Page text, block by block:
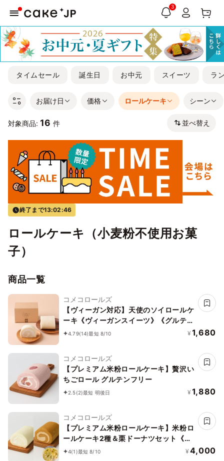
3
タイムセール 誕生日 お中元 スイーツ ラ
お届け日 価格 ロールケーキ シーン
対象商品: 16 件 並べ替え
終了まで13:02:46
ロールケーキ（小麦粉不使用お菓
子）
商品一覧
コメコロールズ
【ヴィーガン対応】天使のソイロールケ
ーキ《ヴィーガンスイーツ》《グルテン
フリー》
4.79(14)最短 8/10 ¥ 1,680
コメコロールズ
【プレミアム米粉ロールケーキ】贅沢い
ちごロール グルテンフリー
2.5(2)最短 明後日 ¥ 1,880
コメコロールズ
【プレミアム米粉ロールケーキ】米粉ロ
ールケーキ2種＆栗ドーナツセット《グ
ルテンフリー》
4(1)最短 8/10 ¥ 4,000